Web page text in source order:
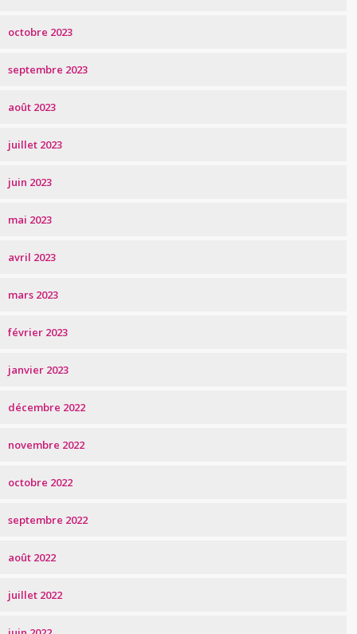
octobre 2023
septembre 2023
août 2023
juillet 2023
juin 2023
mai 2023
avril 2023
mars 2023
février 2023
janvier 2023
décembre 2022
novembre 2022
octobre 2022
septembre 2022
août 2022
juillet 2022